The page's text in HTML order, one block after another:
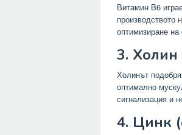
Витамин B6
производството
оптимизиране
3. Холин
Холинът
оптимално
сигнализация и
4. Цинк